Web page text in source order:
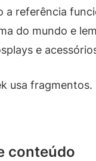
referência
do mundo e
e
usa
conteúdo